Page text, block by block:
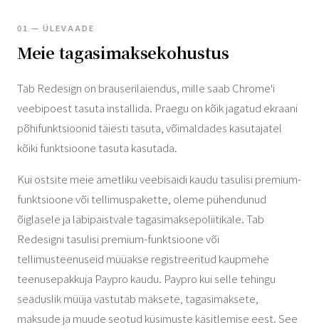
01 — ÜLEVAADE
Meie tagasimaksekohustus
Tab Redesign on brauserilaiendus, mille saab Chrome'i
veebipoest tasuta installida. Praegu on kõik jagatud ekraani
põhifunktsioonid täiesti tasuta, võimaldades kasutajatel
kõiki funktsioone tasuta kasutada.
Kui ostsite meie ametliku veebisaidi kaudu tasulisi premium-
funktsioone või tellimuspakette, oleme pühendunud
õiglasele ja läbipaistvale tagasimaksepoliitikale. Tab
Redesigni tasulisi premium-funktsioone või
tellimusteenuseid müüakse registreeritud kaupmehe
teenusepakkuja Paypro kaudu. Paypro kui selle tehingu
seaduslik müüja vastutab maksete, tagasimaksete,
maksude ja muude seotud küsimuste käsitlemise eest. See